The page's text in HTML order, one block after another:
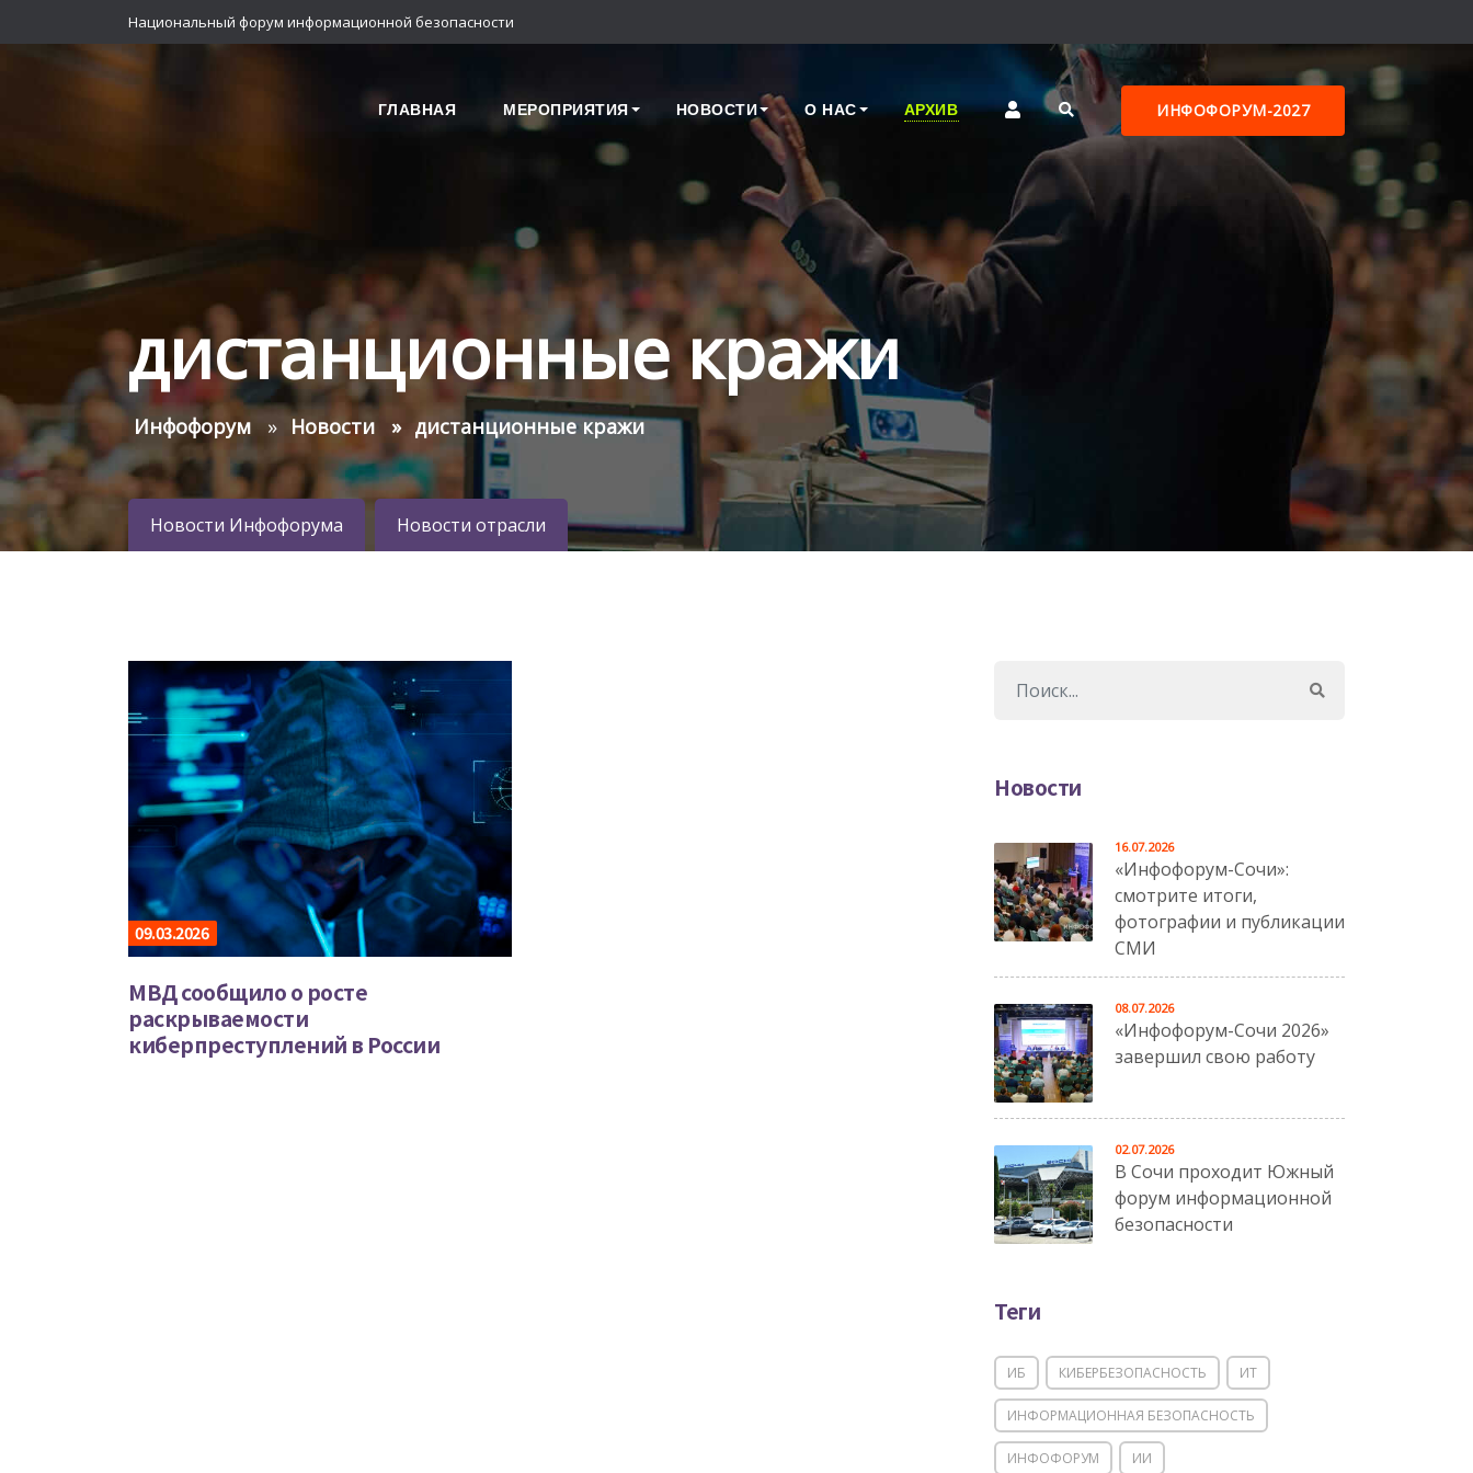
Национальный форум информационной безопасности
ГЛАВНАЯ МЕРОПРИЯТИЯ НОВОСТИ О НАС АРХИВ ИНФОФОРУМ-2027
дистанционные кражи
Инфофорум Новости дистанционные кражи
Новости Инфофорума Новости отрасли
09.03.2026
МВД сообщило о росте
раскрываемости
киберпреступлений в России
Новости
«Инфофорум-Сочи»:
смотрите итоги,
фотографии и публикации
СМИ
16.07.2026
«Инфофорум-Сочи 2026»
завершил свою работу
08.07.2026
В Сочи проходит Южный
форум информационной
безопасности
02.07.2026
Теги
ИБ КИБЕРБЕЗОПАСНОСТЬ ИТ
ИНФОРМАЦИОННАЯ БЕЗОПАСНОСТЬ
ИНФОФОРУМ ИИ